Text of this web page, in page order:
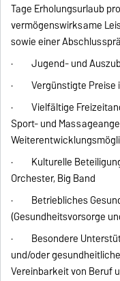
Tage Erholungsurlaub
vermögenswirksame
sowie einer
· Jugend- und
· Vergünstigte Preise in
· Vielfältige
Sport- und
· Kulturelle
Orchester, Big Band
· Betriebliches
(Gesundheitsvorsorge
· Besondere
und/oder
Vereinbarkeit von Beruf